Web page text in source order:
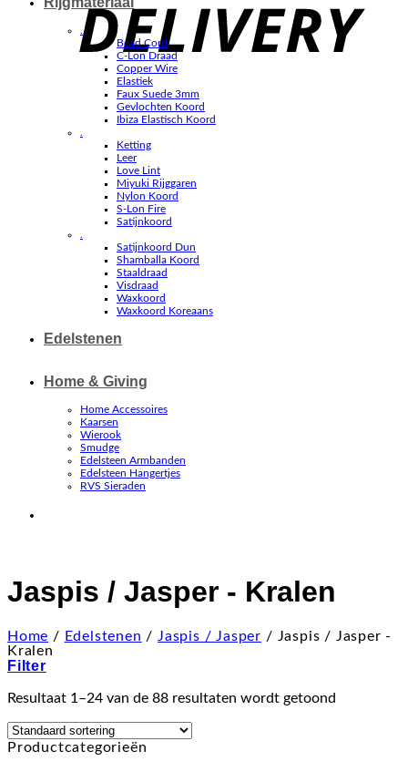
.
Bead Cord
C-Lon Draad
Copper Wire
Elastiek
Faux Suede 3mm
Gevlochten Koord
Ibiza Elastisch Koord
.
Ketting
Leer
Love Lint
Miyuki Rijggaren
Nylon Koord
S-Lon Fire
Satijnkoord
.
Satijnkoord Dun
Shamballa Koord
Staaldraad
Visdraad
Waxkoord
Waxkoord Koreaans
Edelstenen
Home & Giving
Home Accessoires
Kaarsen
Wierook
Smudge
Edelsteen Armbanden
Edelsteen Hangertjes
RVS Sieraden
Jaspis / Jasper - Kralen
Home / Edelstenen / Jaspis / Jasper / Jaspis / Jasper -
Kralen
Filter
Resultaat 1–24 van de 88 resultaten wordt getoond
Productcategorieën